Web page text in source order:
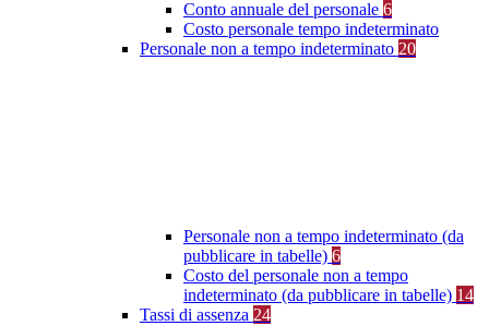
Conto annuale del personale 6
Costo personale tempo indeterminato
Personale non a tempo indeterminato 20
Personale non a tempo indeterminato (da
pubblicare in tabelle) 6
Costo del personale non a tempo
indeterminato (da pubblicare in tabelle) 14
Tassi di assenza 24